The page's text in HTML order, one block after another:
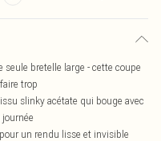
seule bretelle large - cette coupe
trop
slinky acétate qui bouge avec
un rendu lisse et invisible